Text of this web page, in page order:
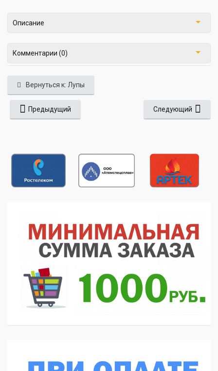
Описание
Комментарии (0)
Вернуться к: Лупы
Предыдущий Следующий